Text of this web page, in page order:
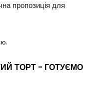
пропозиція для
ТОРТ - ГОТУЄМО